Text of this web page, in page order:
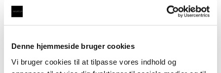
Denne hjemmeside bruger cookies
Vi bruger cookies til at tilpasse vores indhold og
Vandhane 3-1A i krom med rund tud
kr.2.495,00